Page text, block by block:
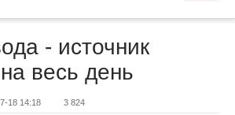
- источник
весь день
18 14:18 3 824